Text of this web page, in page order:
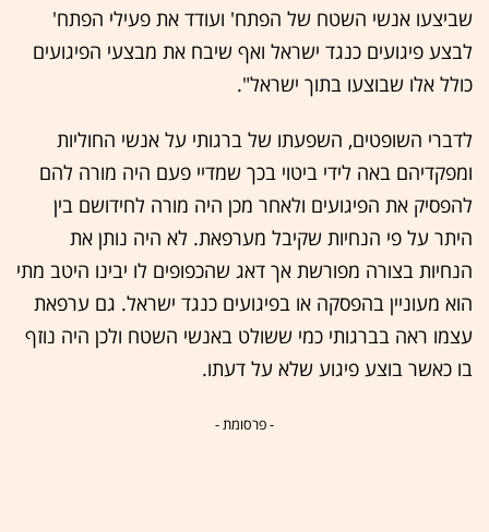
שביצעו אנשי השטח של הפתח' ועודד את פעילי הפתח'
לבצע פיגועים כנגד ישראל ואף שיבח את מבצעי הפיגועים
כולל אלו שבוצעו בתוך ישראל".
לדברי השופטים, השפעתו של ברגותי על אנשי החוליות
ומפקדיהם באה לידי ביטוי בכך שמדיי פעם היה מורה להם
להפסיק את הפיגועים ולאחר מכן היה מורה לחידושם בין
היתר על פי הנחיות שקיבל מערפאת. לא היה נותן את
הנחיות בצורה מפורשת אך דאג שהכפופים לו יבינו היטב מתי
הוא מעוניין בהפסקה או בפיגועים כנגד ישראל. גם ערפאת
עצמו ראה בברגותי כמי ששולט באנשי השטח ולכן היה נוזף
בו כאשר בוצע פיגוע שלא על דעתו.
- פרסומת -